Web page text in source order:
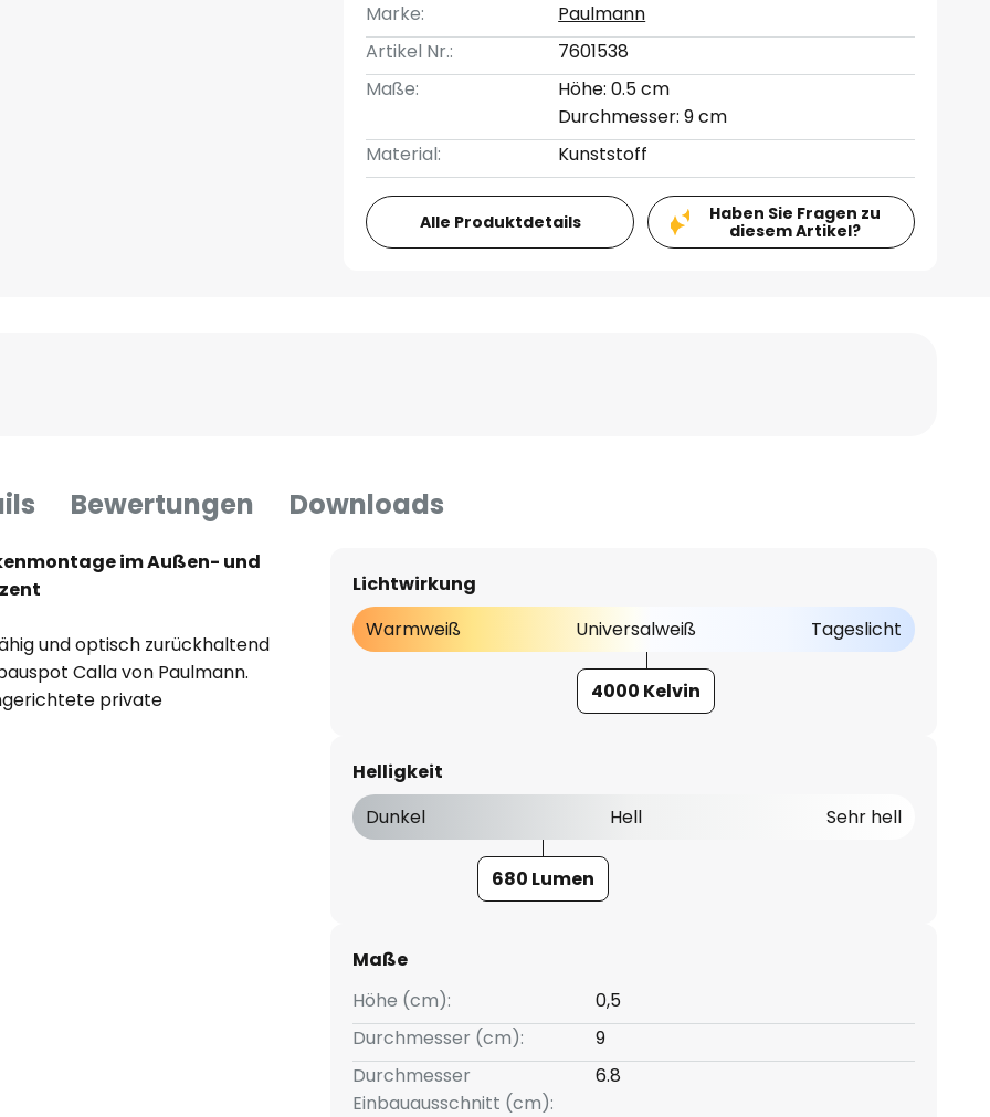
Marke:
Paulmann
Artikel Nr.:
7601538
Maße:
Höhe: 0.5 cm
Durchmesser: 9 cm
Material:
Kunststoff
Alle Produktdetails
Haben Sie Fragen zu
diesem Artikel?
Bewertungen Downloads
im Außen- und
und optisch zurückhaltend
Calla von Paulmann.
private
ausgesetzten
mit einem
einer kreisrunden Halterung
Kunststoffabdeckung
LED-Licht gleichmäßig und
Anschluss an die
können mehrere Leuchten
Lichtwirkung
Warmweiß
Universalweiß Tageslicht
4000 Kelvin
Helligkeit
Dunkel
Hell Sehr hell
680 Lumen
Maße
Höhe (cm):
0,5
Durchmesser (cm):
9
Durchmesser
Einbauausschnitt (cm):
6.8